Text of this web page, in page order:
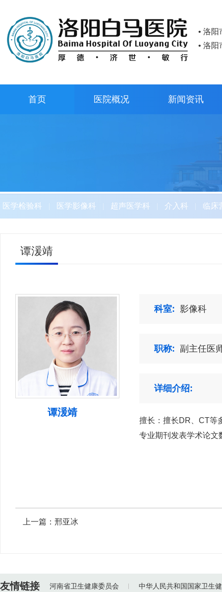
• 洛
• 洛
首页 医院概况 新闻资讯
医学检验科 医学影像科 超声医学科 介入科 临床
谭湲靖
谭湲靖
科室: 影像科
职称: 副主任
详细介绍:
擅长：擅长DR、CT等
专业期刊发表学术论文
上一篇： 邢亚冰
友情链接 河南省卫生健康委员会 中华人民共和国国家卫生